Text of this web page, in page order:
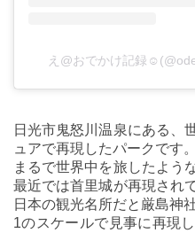
え@おでかけ記録
日光市鬼怒川温泉にある、
ュアで再現したパークです。
まるで世界中を旅したよう
最近では首里城が再現され
日本の観光名所だと厳島神
1のスケールで見事に再現